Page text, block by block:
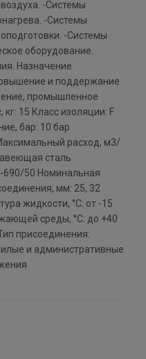
-Системы
-Системы
-Системы
оборудование.
Назначение
и поддержание
промышленное
15 Класс изоляции: F
бар: 10 бар
расход, м3/
сталь
50 Номинальная
мм: 25, 32
жидкости, °С: от -15
среды, °С: до +40
присоединения:
и административные